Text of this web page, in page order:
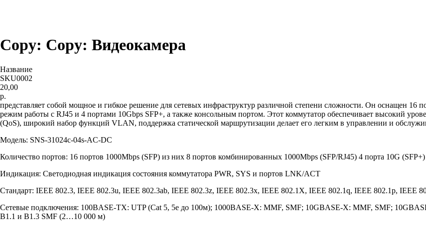
Copy: Copy: Видеокамера
Название
SKU0002
20,00
р.
представляет собой мощное и гибкое решение для сетевых инфраструктур различной степени сложности. Он оснащен
режим работы с RJ45 и 4 портами 10Gbps SFP+, а также консольным портом. Этот коммутатор обеспечивает высокий
(QoS), широкий набор функций VLAN, поддержка статической маршрутизации делает его легким в управлении и
Модель: SNS-31024с-04s-AC-DC
Количество портов: 16 портов 1000Mbps (SFP) из них 8 портов комбинированных 1000Mbps (SFP/RJ45) 4 порта 10G
Индикация: Светодиодная индикация состояния коммутатора PWR, SYS и портов LNK/ACT
Стандарт: IEEE 802.3, IEEE 802.3u, IEEE 802.3ab, IEEE 802.3z, IEEE 802.3x, IEEE 802.1X, IEEE 802.1q, IEEE 802.1p, IEEE
Сетевые подключения: 100BASE-TX: UTP (Cat 5, 5e до 100м); 1000BASE-X: MMF, SMF; 10GBASE-X: MMF, SMF;
B1.1 и B1.3 SMF (2…10 000 м)